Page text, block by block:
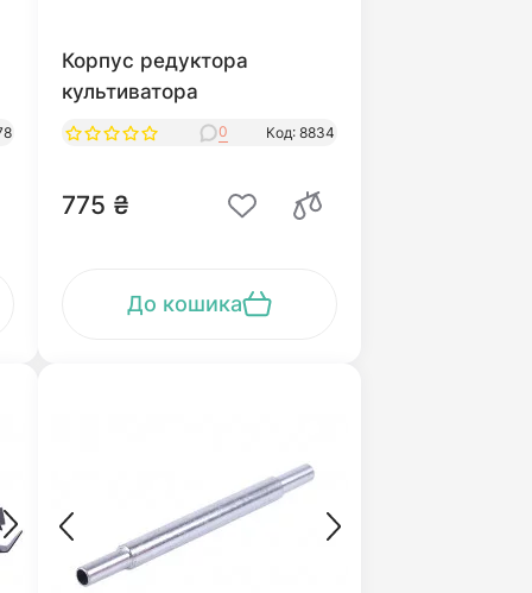
Корпус редуктора
культиватора
0 Код: 8834
775 ₴
До кошика